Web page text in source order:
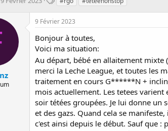
t
d
e
é
b
u
g
9 Février 2023
Bonjour à toutes,
Voici ma situation:
Au départ, bébé en allaitement mixte
merci la Leche League, et toutes les
traitement en cours G******N +
mois actuellement. Les tetees
soir tétées groupées. Je lui donne un
et des gazs. Quand cela se
c'est ainsi depuis le début. Sauf que